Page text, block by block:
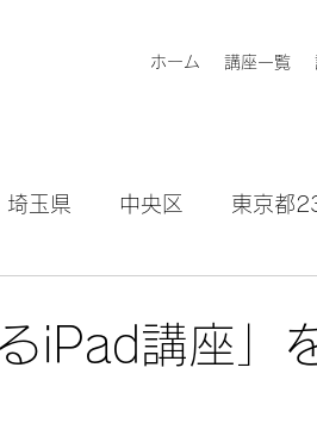
ホーム 講座一覧
埼玉県 中央区 東京都
iPad講座」